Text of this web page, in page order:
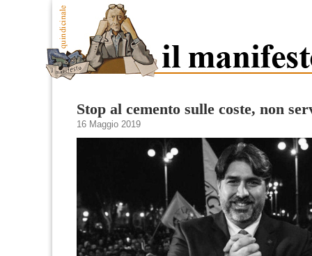
Stop al cemento sulle coste, non
16 Maggio 2019